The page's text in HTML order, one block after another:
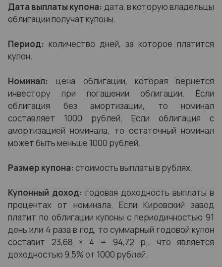
Дата выплаты купона: дата, в которую владельцы
облигации получат купоны.
Период: количество дней, за которое платится
купон.
Номинал: цена облигации, которая вернется
инвестору при погашении облигации. Если
облигация без амортизации, то номинал
составляет 1000 рублей. Если облигация с
амортизацией номинала, то остаточный номинал
может быть меньше 1000 рублей.
Размер купона: стоимость выплаты в рублях.
Купонный доход: годовая доходность выплаты в
процентах от номинала. Если Кировский завод
платит по облигации купоны с периодичностью 91
день или 4 раза в год, то суммарный годовой купон
составит 23,68 × 4 = 94,72 р., что является
доходностью 9,5% от 1000 рублей.